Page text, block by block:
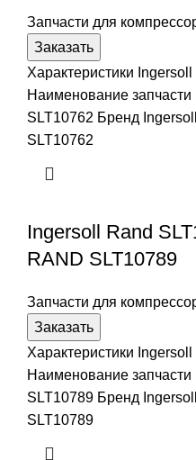
Запчасти для
Заказать
Характеристики
Наименование
SLT10762 Бренд
SLT10762
Ingersoll Rand
RAND SLT10789
Запчасти для
Заказать
Характеристики
Наименование
SLT10789 Бренд
SLT10789